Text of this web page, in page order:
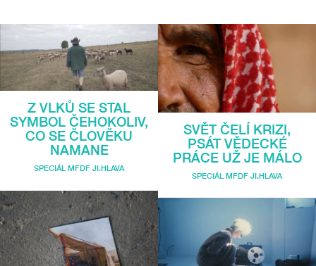
Z VLKŮ SE STAL
SYMBOL ČEHOKOLIV,
CO SE ČLOVĚKU
NAMANE
SPECIÁL MFDF JI.HLAVA
SVĚT ČELÍ KRIZI,
PSÁT VĚDECKÉ
PRÁCE UŽ JE MÁLO
SPECIÁL MFDF JI.HLAVA